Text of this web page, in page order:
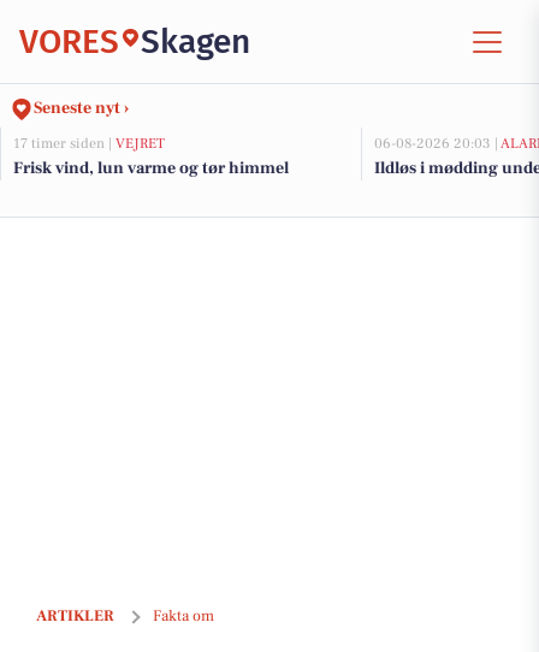
VORES Skagen
Seneste nyt ›
17 timer siden | VEJRET
Frisk vind, lun varme og tør himmel
06-08-2026 20:03 |
Ildløs i mødding
ARTIKLER Fakta om
Færre indbyggere i Frederikshavn Kommune oplever indbrud